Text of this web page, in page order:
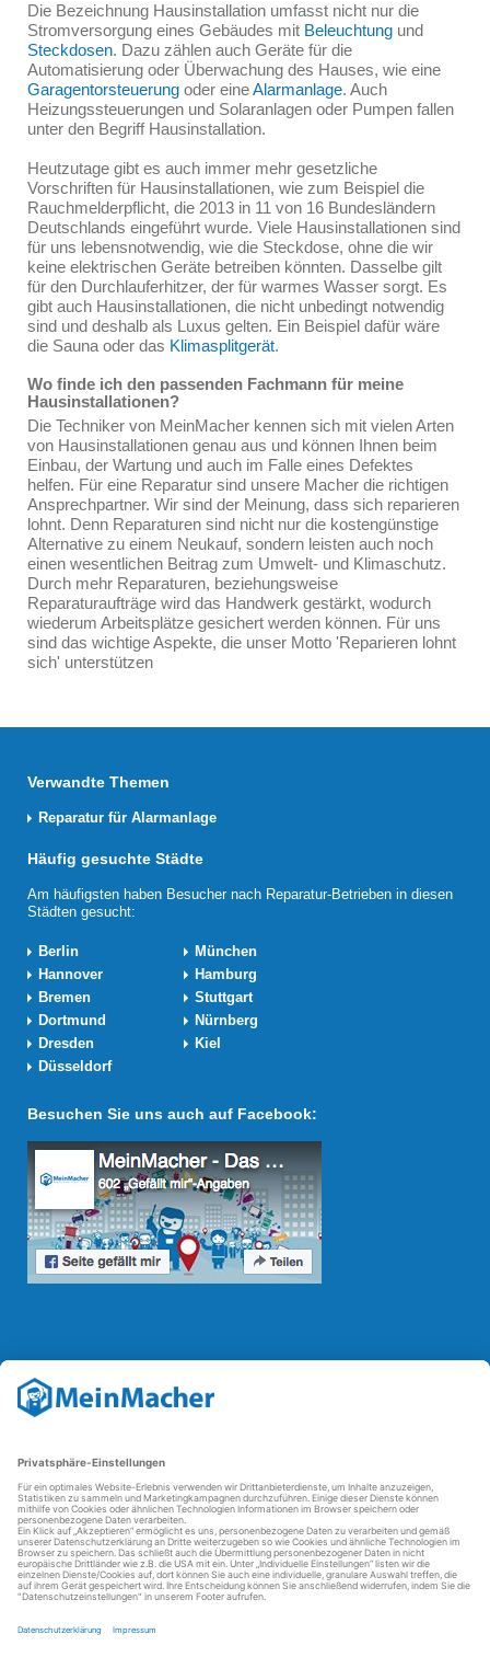
Die Bezeichnung Hausinstallation umfasst nicht nur die
Stromversorgung eines Gebäudes mit Beleuchtung und
Steckdosen. Dazu zählen auch Geräte für die
Automatisierung oder Überwachung des Hauses, wie eine
Garagentorsteuerung oder eineAlarmanlage. Auch
Heizungssteuerungen und Solaranlagen oder Pumpen fallen
unter den Begriff Hausinstallation.
Heutzutage gibt es auch immer mehr gesetzliche
Vorschriften für Hausinstallationen, wie zum Beispiel die
Rauchmelderpflicht, die 2013 in 11 von 16 Bundesländern
Deutschlands eingeführt wurde. Viele Hausinstallationen sind
für uns lebensnotwendig, wie die Steckdose, ohne die wir
keine elektrischen Geräte betreiben könnten. Dasselbe gilt
für den Durchlauferhitzer, der für warmes Wasser sorgt. Es
gibt auch Hausinstallationen, die nicht unbedingt notwendig
sind und deshalb als Luxus gelten. Ein Beispiel dafür wäre
die Sauna oder das Klimasplitgerät.
Wo finde ich den passenden Fachmann für meine
Hausinstallationen?
Die Techniker von MeinMacher kennen sich mit vielen Arten
von Hausinstallationen genau aus und können Ihnen beim
Einbau, der Wartung und auch im Falle eines Defektes
helfen. Für eine Reparatur sind unsere Macher die richtigen
Ansprechpartner. Wir sind der Meinung, dass sich reparieren
lohnt. Denn Reparaturen sind nicht nur die kostengünstige
Alternative zu einem Neukauf, sondern leisten auch noch
einen wesentlichen Beitrag zum Umwelt- und Klimaschutz.
Durch mehr Reparaturen, beziehungsweise
Reparaturaufträge wird das Handwerk gestärkt, wodurch
wiederum Arbeitsplätze gesichert werden können. Für uns
sind das wichtige Aspekte, die unser Motto 'Reparieren lohnt
sich' unterstützen
Verwandte Themen
Reparatur für Alarmanlage
Häufig gesuchte Städte
Am häufigsten haben Besucher nach Reparatur-Betrieben in diesen
Städten gesucht:
Berlin
München
Hannover
Hamburg
Bremen
Stuttgart
Dortmund
Nürnberg
Dresden
Kiel
Düsseldorf
Besuchen Sie uns auch auf Facebook:
Reparatur Revolution
Mit derReparatur-Revolution
Reparaturbedingungen in Deutschland: Für Produkte, die sich gut
reparierenden Betriebe und des Reparatur-Know-hows in
Deutschland.
Weitere Informationen
FAQ - häufig gestellte Fragen
Partner werden
Über uns